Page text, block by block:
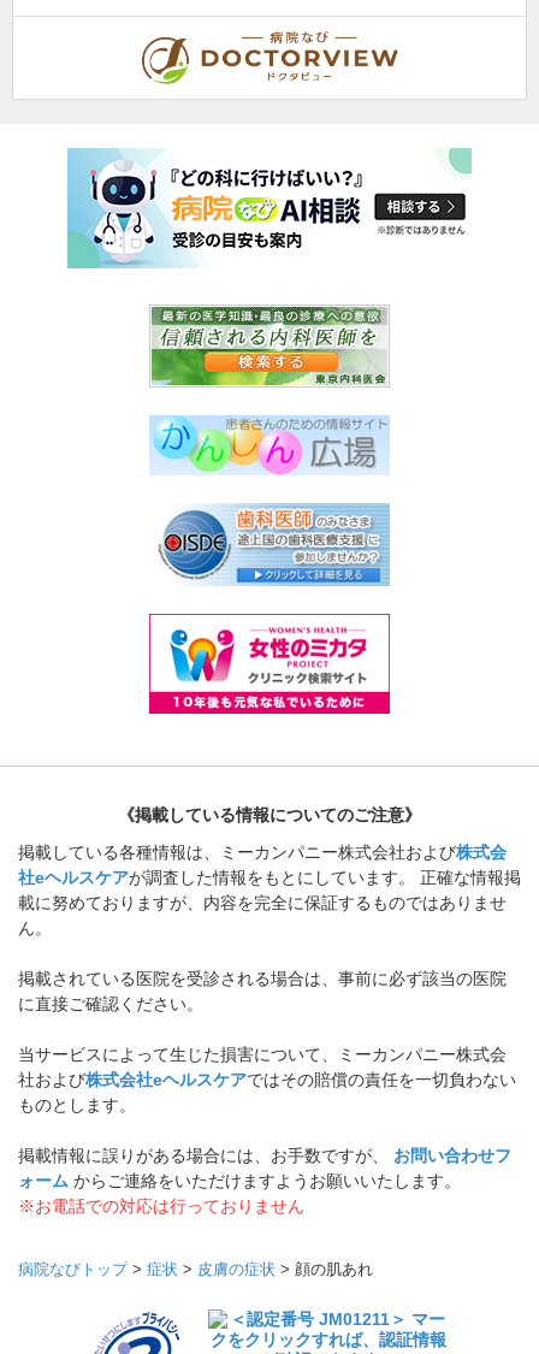
《掲載している情報についてのご注意》
掲載している各種情報は、ミーカンパニー株式会社および株式会
社eヘルスケアが調査した情報をもとにしています。 正確な情報掲
載に努めておりますが、内容を完全に保証するものではありませ
ん。
掲載されている医院を受診される場合は、事前に必ず該当の医院
に直接ご確認ください。
当サービスによって生じた損害について、ミーカンパニー株式会
社および株式会社eヘルスケアではその賠償の責任を一切負わない
ものとします。
掲載情報に誤りがある場合には、お手数ですが、 お問い合わせフ
ォーム からご連絡をいただけますようお願いいたします。
※お電話での対応は行っておりません
病院なびトップ> 症状 > 皮膚の症状 > 顔の肌あれ